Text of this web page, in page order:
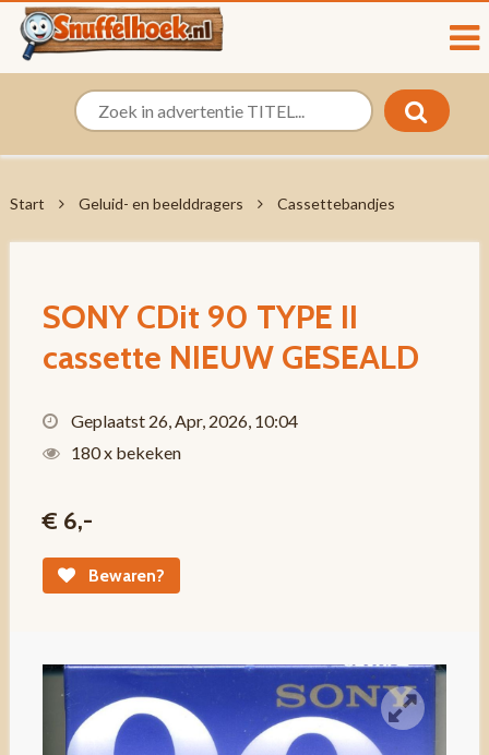
Start Geluid- en beelddragers Cassettebandjes
SONY CDit 90 TYPE II
cassette NIEUW GESEALD
Geplaatst 26, Apr, 2026, 10:04
180 x bekeken
€ 6,-
Bewaren?